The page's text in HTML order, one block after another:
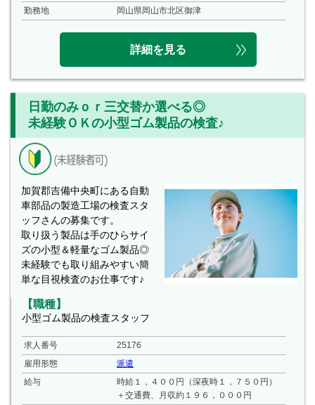
勤務地 岡山県岡山市北区御津
詳細を見る
日勤のみｏｒ三交替か選べる◎
未経験ＯＫの小型ゴム製品の検査♪
加賀郡吉備中央町にある自動
車部品の製造工場の検査スタ
ッフさんの募集です。
取り扱う製品は手のひらサイ
ズの小型＆軽量なゴム製品◎
未経験でも取り組みやすい簡
単な目視検査のお仕事です♪
【職種】
小型ゴム製品の検査スタッフ
求人番号
25176
雇用形態
派遣
給与
時給１，４００円（深夜時１，７５０円）
＋交通費、月収約１９６，０００円